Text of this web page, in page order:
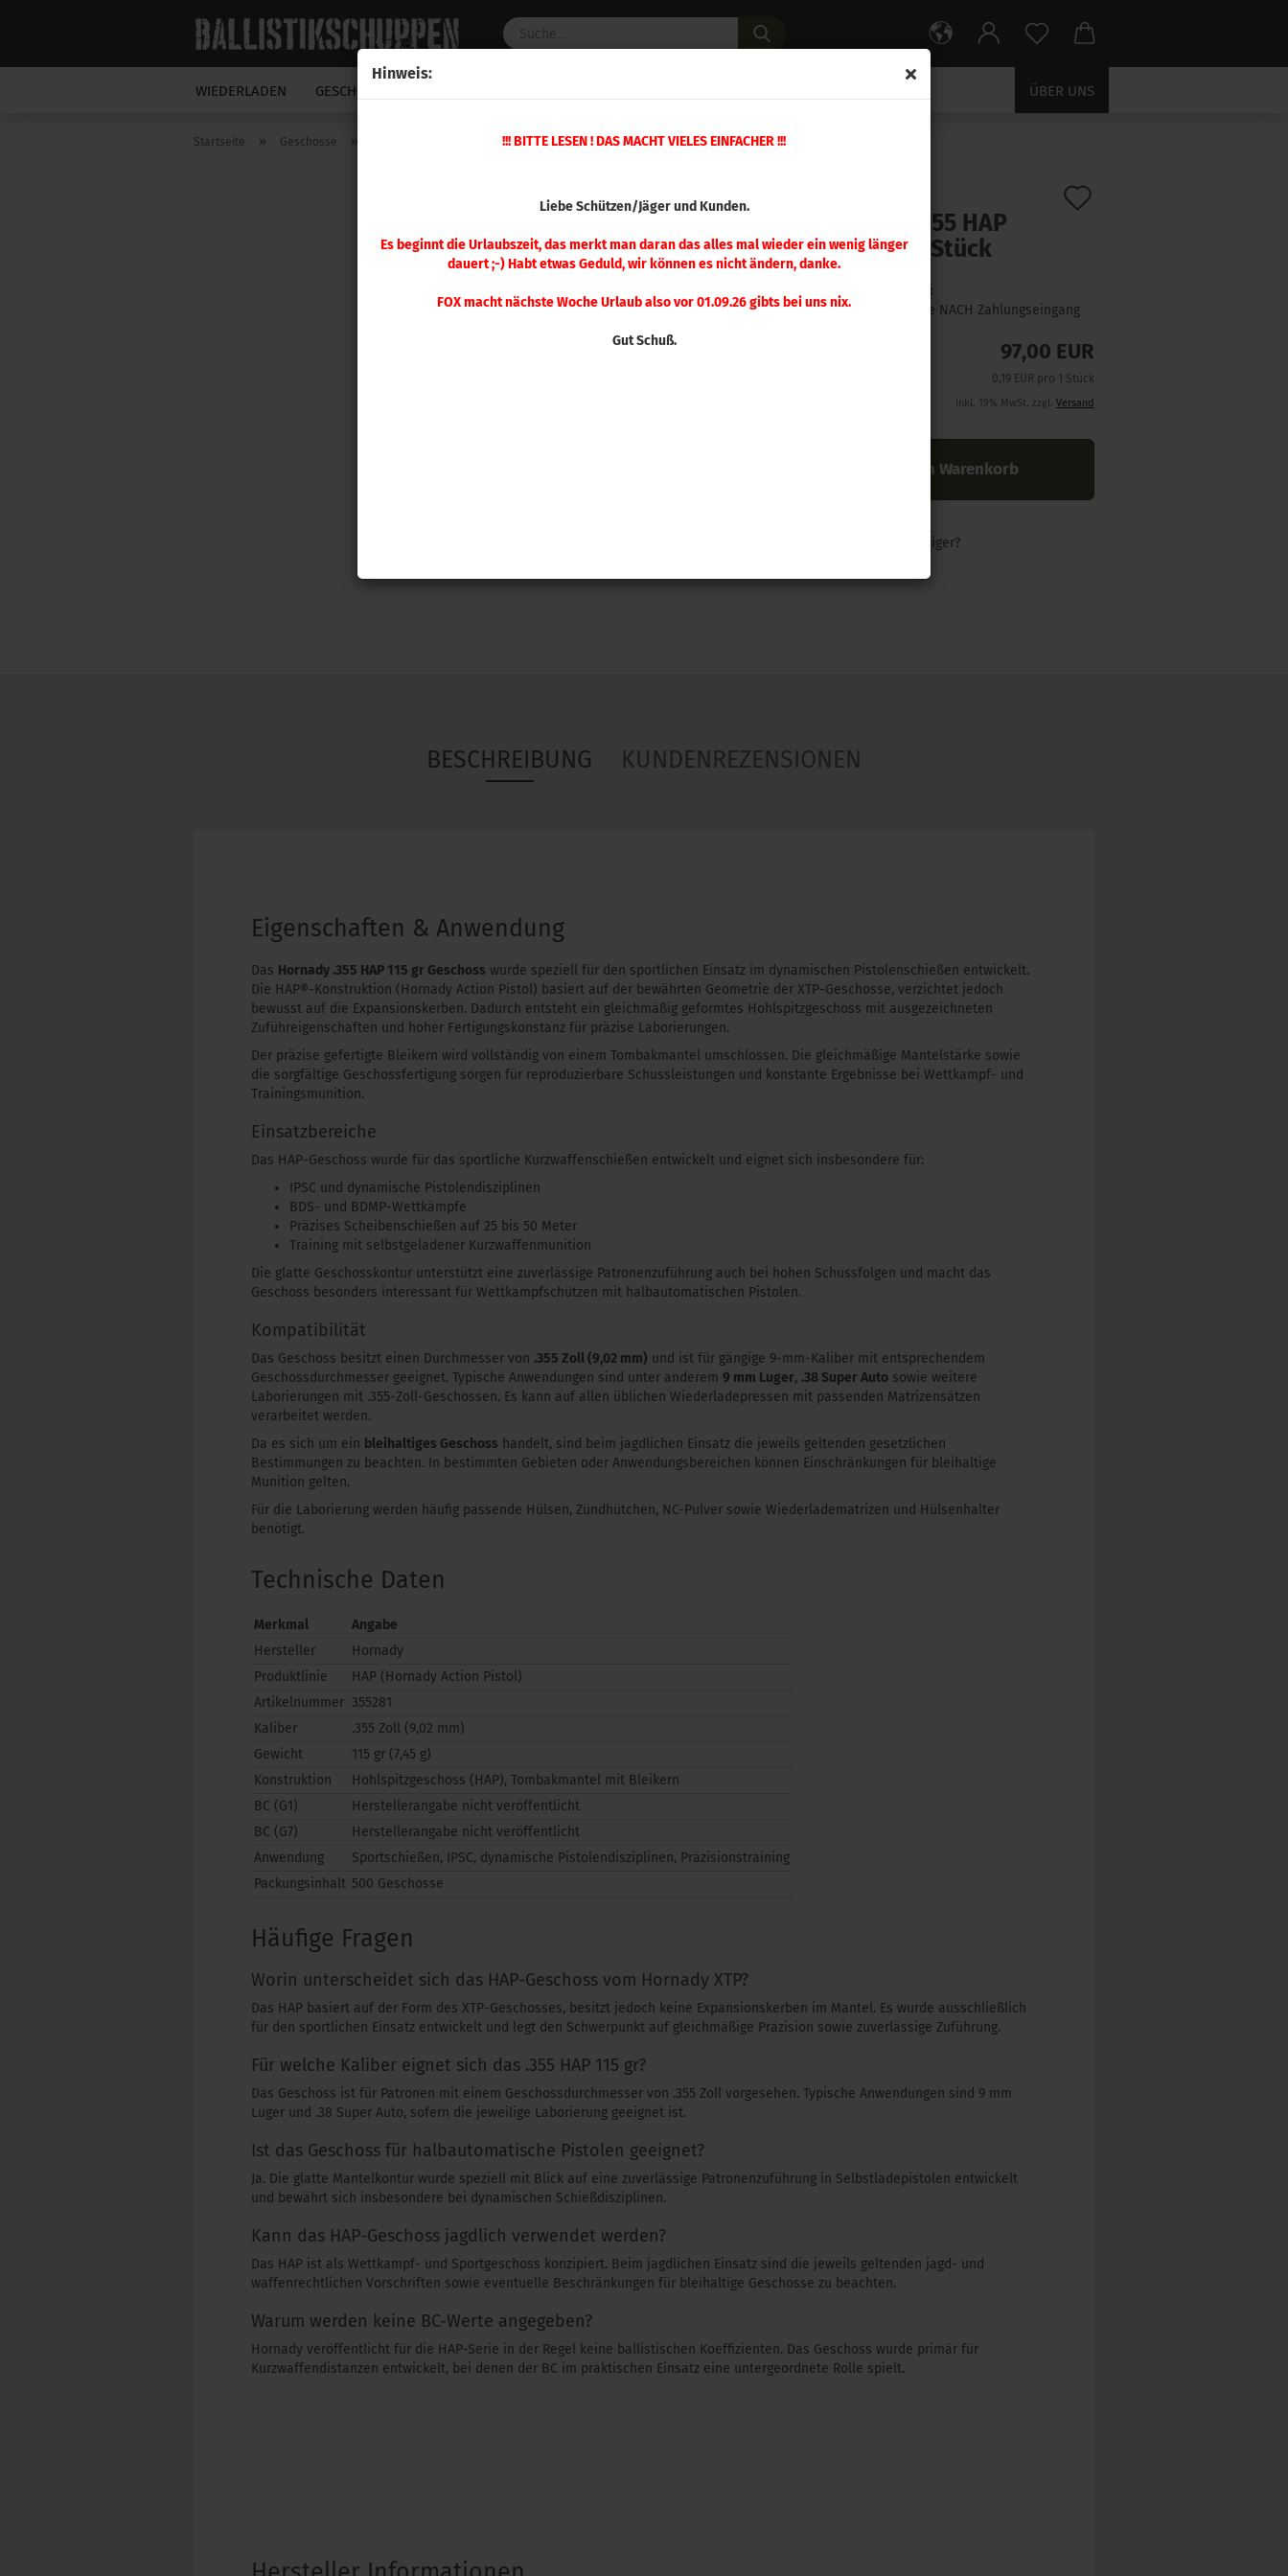
Hinweis:
!!! BITTE LESEN ! DAS MACHT VIELES EINFACHER !!!
Liebe Schützen/Jäger und Kunden.
Es beginnt die Urlaubszeit, das merkt man daran das alles mal wieder ein wenig länger
dauert ;-) Habt etwas Geduld, wir können es nicht ändern, danke.
FOX macht nächste Woche Urlaub also vor 01.09.26 gibts bei uns nix.
Gut Schuß.
WIEDERLADEN GESCHOSSE ÜBER UNS
Startseite » Geschosse » Hornady .355 HAP 115 gr 500 Stück
Hornady .355 HAP
115 gr 500 Stück
Lieferzeit:
1 Woche NACH Zahlungseingang
97,00 EUR
0,19 EUR pro 1 Stück
inkl. 19% MwSt. zzgl. Versand
In den Warenkorb
Woanders günstiger?
BESCHREIBUNG KUNDENREZENSIONEN
Eigenschaften & Anwendung
Das Hornady .355 HAP 115 gr Geschoss wurde speziell für den sportlichen Einsatz im dynamischen Pistolenschießen entwickelt.
Die HAP®-Konstruktion (Hornady Action Pistol) basiert auf der bewährten Geometrie der XTP-Geschosse, verzichtet jedoch
bewusst auf die Expansionskerben. Dadurch entsteht ein gleichmäßig geformtes Hohlspitzgeschoss mit ausgezeichneten
Zuführeigenschaften und hoher Fertigungskonstanz für präzise Laborierungen.
Der präzise gefertigte Bleikern wird vollständig von einem Tombakmantel umschlossen. Die gleichmäßige Mantelstärke sowie
die sorgfältige Geschossfertigung sorgen für reproduzierbare Schussleistungen und konstante Ergebnisse bei Wettkampf- und
Trainingsmunition.
Einsatzbereiche
Das HAP-Geschoss wurde für das sportliche Kurzwaffenschießen entwickelt und eignet sich insbesondere für:
IPSC und dynamische Pistolendisziplinen
BDS- und BDMP-Wettkämpfe
Präzises Scheibenschießen auf 25 bis 50 Meter
Training mit selbstgeladener Kurzwaffenmunition
Die glatte Geschosskontur unterstützt eine zuverlässige Patronenzuführung auch bei hohen Schussfolgen und macht das
Geschoss besonders interessant für Wettkampfschützen mit halbautomatischen Pistolen.
Kompatibilität
Das Geschoss besitzt einen Durchmesser von .355 Zoll (9,02 mm) und ist für gängige 9-mm-Kaliber mit entsprechendem
Geschossdurchmesser geeignet. Typische Anwendungen sind unter anderem 9 mm Luger, .38 Super Auto sowie weitere
Laborierungen mit .355-Zoll-Geschossen. Es kann auf allen üblichen Wiederladepressen mit passenden Matrizensätzen
verarbeitet werden.
Da es sich um ein bleihaltiges Geschoss handelt, sind beim jagdlichen Einsatz die jeweils geltenden gesetzlichen
Bestimmungen zu beachten. In bestimmten Gebieten oder Anwendungsbereichen können Einschränkungen für bleihaltige
Munition gelten.
Für die Laborierung werden häufig passende Hülsen, Zündhütchen, NC-Pulver sowie Wiederladematrizen und Hülsenhalter
benötigt.
Technische Daten
Merkmal
Angabe
Hersteller
Hornady
Produktlinie
HAP (Hornady Action Pistol)
Artikelnummer 355281
Kaliber
.355 Zoll (9,02 mm)
Gewicht
115 gr (7,45 g)
Konstruktion
Hohlspitzgeschoss (HAP), Tombakmantel mit Bleikern
BC (G1)
Herstellerangabe nicht veröffentlicht
BC (G7)
Herstellerangabe nicht veröffentlicht
Anwendung
Sportschießen, IPSC, dynamische Pistolendisziplinen, Präzisionstraining
Packungsinhalt 500 Geschosse
Häufige Fragen
Worin unterscheidet sich das HAP-Geschoss vom Hornady XTP?
Das HAP basiert auf der Form des XTP-Geschosses, besitzt jedoch keine Expansionskerben im Mantel. Es wurde ausschließlich
für den sportlichen Einsatz entwickelt und legt den Schwerpunkt auf gleichmäßige Präzision sowie zuverlässige Zuführung.
Für welche Kaliber eignet sich das .355 HAP 115 gr?
Das Geschoss ist für Patronen mit einem Geschossdurchmesser von .355 Zoll vorgesehen. Typische Anwendungen sind 9 mm
Luger und .38 Super Auto, sofern die jeweilige Laborierung geeignet ist.
Ist das Geschoss für halbautomatische Pistolen geeignet?
Ja. Die glatte Mantelkontur wurde speziell mit Blick auf eine zuverlässige Patronenzuführung in Selbstladepistolen entwickelt
und bewährt sich insbesondere bei dynamischen Schießdisziplinen.
Kann das HAP-Geschoss jagdlich verwendet werden?
Das HAP ist als Wettkampf- und Sportgeschoss konzipiert. Beim jagdlichen Einsatz sind die jeweils geltenden jagd- und
waffenrechtlichen Vorschriften sowie eventuelle Beschränkungen für bleihaltige Geschosse zu beachten.
Warum werden keine BC-Werte angegeben?
Hornady veröffentlicht für die HAP-Serie in der Regel keine ballistischen Koeffizienten. Das Geschoss wurde primär für
Kurzwaffendistanzen entwickelt, bei denen der BC im praktischen Einsatz eine untergeordnete Rolle spielt.